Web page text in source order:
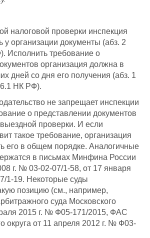
налоговой проверки инспекция
у организации документы (абз. 2
Исполнить требование о
организация должна в
дней со дня его получения (абз. 1
6.1 НК РФ).
не запрещает инспекции
о представлении документов
проверки. И если
такое требование, организация
его в общем порядке. Аналогичные
в письмах Минфина России
г. № 03-02-07/1-58, от 17 января
1-19. Некоторые суды
позицию (см., например,
суда Московского
2015 г. № Ф05-171/2015, ФАС
округа от 11 апреля 2012 г. № Ф03-